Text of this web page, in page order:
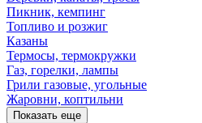
Пикник, кемпинг
Топливо и розжиг
Казаны
Термосы, термокружки
Газ, горелки, лампы
Грили газовые, угольные
Жаровни, коптильни
Показать еще